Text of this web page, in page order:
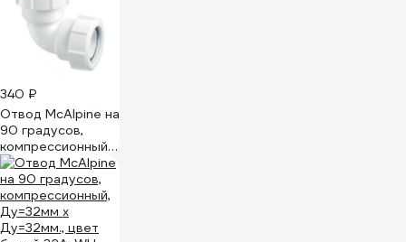
340 ₽
Отвод McAlpine на
90 градусов,
компрессионный,
Ду=40мм х
Ду=40мм., белый
40A-WH